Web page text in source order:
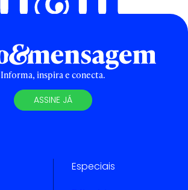
Informa, inspira e conecta.
ASSINE JÁ
Especiais